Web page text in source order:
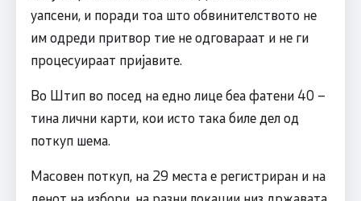
уапсени, и поради тоа што обвинителството не
им одреди притвор тие не одговараат и не ги
процесуираат пријавите.
Во Штип во посед на едно лице беа фатени 40 –
тина лични карти, кои исто така биле дел од
поткуп шема.
Масовен поткуп, на 29 места е регистриран и на